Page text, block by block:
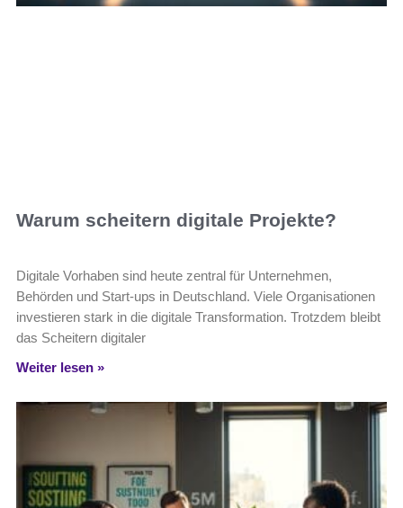
Warum scheitern digitale Projekte?
Digitale Vorhaben sind heute zentral für Unternehmen,
Behörden und Start-ups in Deutschland. Viele Organisationen
investieren stark in die digitale Transformation. Trotzdem bleibt
das Scheitern digitaler
Weiter lesen »